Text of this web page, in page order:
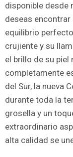
disponible desde
deseas encontrar
equilibrio
crujiente y su
el brillo de su piel
completamente
del Sur, la nueva
durante toda la
grosella y un
extraordinario
alta calidad se